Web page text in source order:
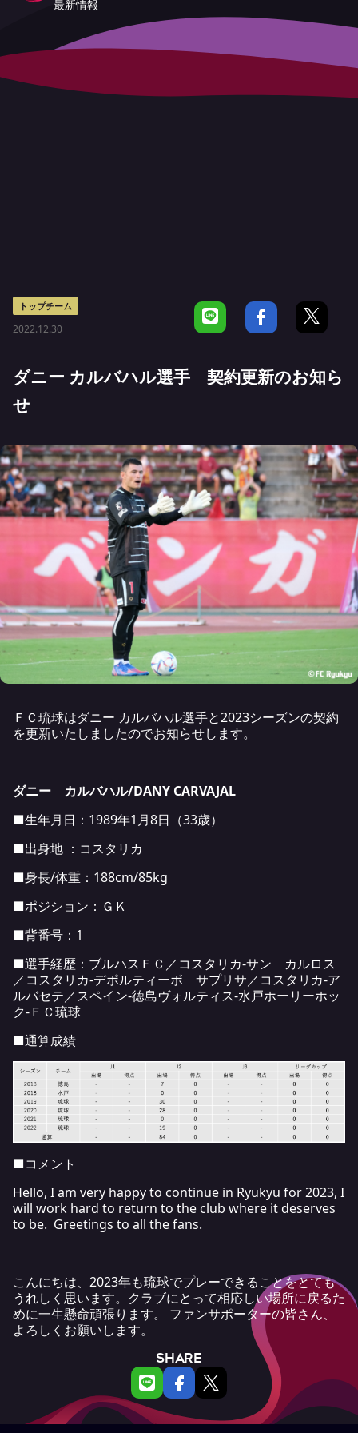
最新情報
トップチーム
2022.12.30
ダニー カルバハル選手 契約更新のお知ら
せ
ＦＣ琉球はダニー カルバハル選手と2023シーズンの契約
を更新いたしましたのでお知らせします。
ダニー カルバハル/DANY CARVAJAL
■生年月日：1989年1月8日（33歳）
■出身地 ：コスタリカ
■身長/体重：188cm/85kg
■ポジション：ＧＫ
■背番号：1
■選手経歴：ブルハスＦＣ／コスタリカ-サン カルロス
／コスタリカ-デポルティーボ サプリサ／コスタリカ-ア
ルバセテ／スペイン-徳島ヴォルティス-水戸ホーリーホッ
ク-ＦＣ琉球
■通算成績
■コメント
Hello, I am very happy to continue in Ryukyu for 2023, I
will work hard to return to the club where it deserves
to be. Greetings to all the fans.
こんにちは、2023年も琉球でプレーできることをとても
うれしく思います。クラブにとって相応しい場所に戻るた
めに一生懸命頑張ります。 ファンサポーターの皆さん、
よろしくお願いします。
SHARE